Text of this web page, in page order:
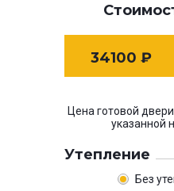
34100 ₽
Цена готовой
указанной
Утепление
Без